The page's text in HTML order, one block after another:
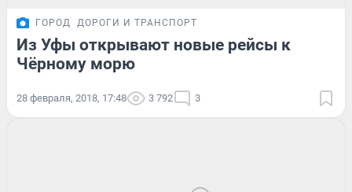
ГОРОД ДОРОГИ И ТРАНСПОРТ
Из Уфы открывают новые рейсы к
Чёрному морю
28 февраля, 2018, 17:48 3 792 3